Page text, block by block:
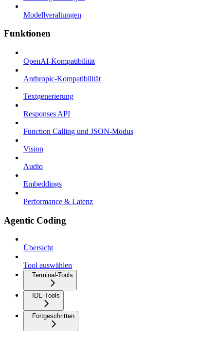
Modellveraltungen
Funktionen
OpenAI-Kompatibilität
Anthropic-Kompatibilität
Textgenerierung
Responses API
Function Calling und JSON-Modus
Vision
Audio
Embeddings
Performance & Latenz
Agentic Coding
Übersicht
Tool auswählen
Terminal-Tools
IDE-Tools
Fortgeschritten